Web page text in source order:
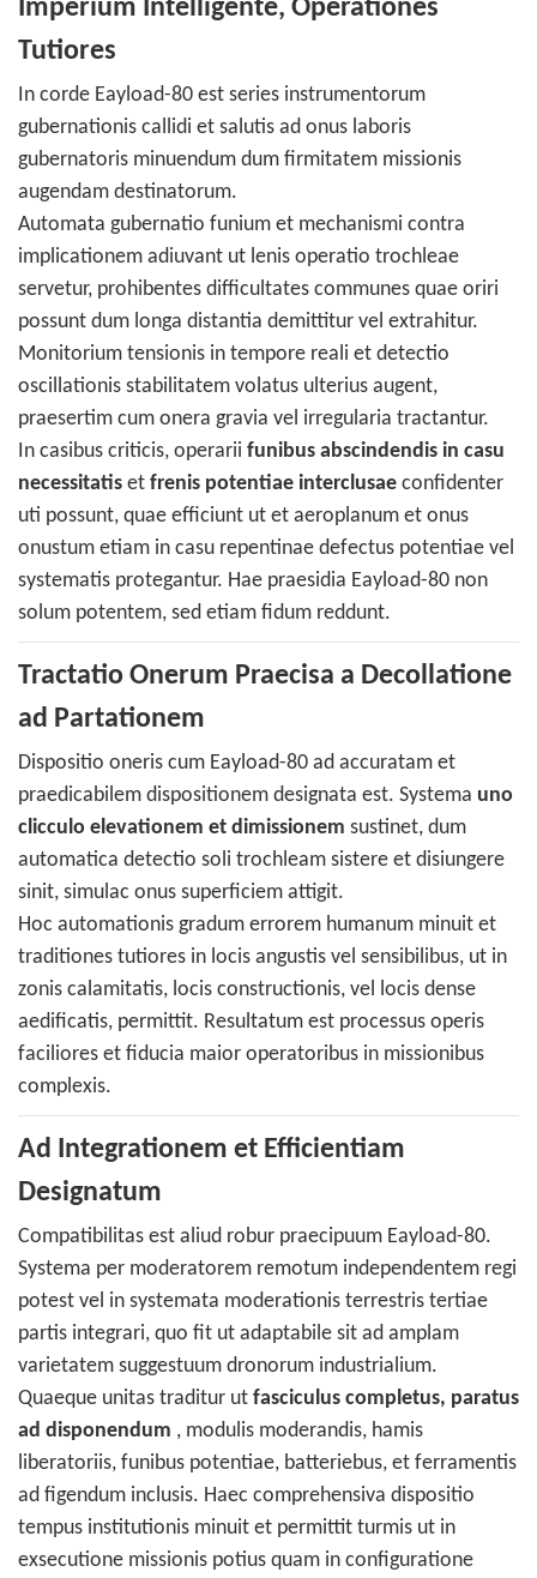
Imperium Intelligente, Operationes
Tutiores
In corde Eayload-80 est series instrumentorum
gubernationis callidi et salutis ad onus laboris
gubernatoris minuendum dum firmitatem missionis
augendam destinatorum.
Automata gubernatio funium et mechanismi contra
implicationem adiuvant ut lenis operatio trochleae
servetur, prohibentes difficultates communes quae oriri
possunt dum longa distantia demittitur vel extrahitur.
Monitorium tensionis in tempore reali et detectio
oscillationis stabilitatem volatus ulterius augent,
praesertim cum onera gravia vel irregularia tractantur.
In casibus criticis, operarii funibus abscindendis in casu
necessitatis et frenis potentiae interclusae confidenter
uti possunt, quae efficiunt ut et aeroplanum et onus
onustum etiam in casu repentinae defectus potentiae vel
systematis protegantur. Hae praesidia Eayload-80 non
solum potentem, sed etiam fidum reddunt.
Tractatio Onerum Praecisa a Decollatione
ad Partationem
Dispositio oneris cum Eayload-80 ad accuratam et
praedicabilem dispositionem designata est. Systema uno
clicculo elevationem et dimissionem sustinet, dum
automatica detectio soli trochleam sistere et disiungere
sinit, simulac onus superficiem attigit.
Hoc automationis gradum errorem humanum minuit et
traditiones tutiores in locis angustis vel sensibilibus, ut in
zonis calamitatis, locis constructionis, vel locis dense
aedificatis, permittit. Resultatum est processus operis
faciliores et fiducia maior operatoribus in missionibus
complexis.
Ad Integrationem et Efficientiam
Designatum
Compatibilitas est aliud robur praecipuum Eayload-80.
Systema per moderatorem remotum independentem regi
potest vel in systemata moderationis terrestris tertiae
partis integrari, quo fit ut adaptabile sit ad amplam
varietatem suggestuum dronorum industrialium.
Quaeque unitas traditur ut fasciculus completus, paratus
ad disponendum , modulis moderandis, hamis
liberatoriis, funibus potentiae, batteriebus, et ferramentis
ad figendum inclusis. Haec comprehensiva dispositio
tempus institutionis minuit et permittit turmis ut in
exsecutione missionis potius quam in configuratione